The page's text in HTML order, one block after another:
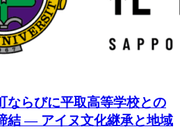
ならびに平取高等学校との
結 ― アイヌ文化継承と地域